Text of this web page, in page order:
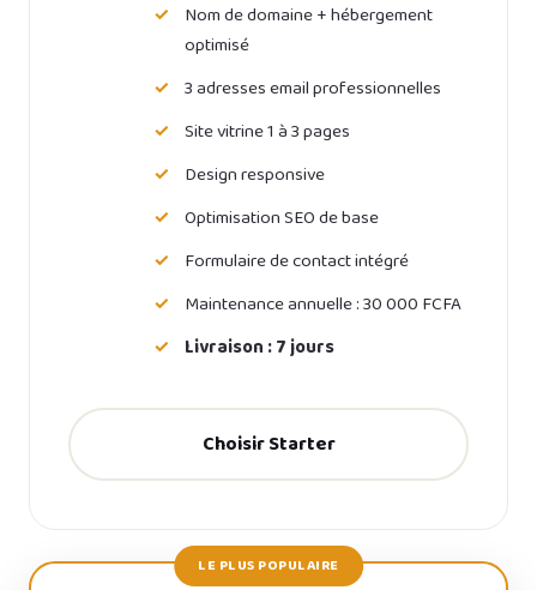
Nom de domaine + hébergement
optimisé
3 adresses email professionnelles
Site vitrine 1 à 3 pages
Design responsive
Optimisation SEO de base
Formulaire de contact intégré
Maintenance annuelle : 30 000 FCFA
Livraison : 7 jours
Choisir Starter
LE PLUS POPULAIRE